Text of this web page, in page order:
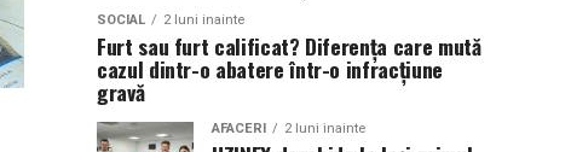
SOCIAL 2 luni inainte
Furt sau furt calificat? Diferența care mută
cazul dintr-o abatere într-o infracțiune
gravă
AFACERI 2 luni inainte